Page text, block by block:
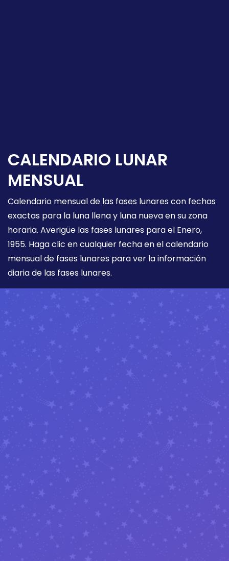
CALENDARIO LUNAR
MENSUAL
Calendario mensual de las fases lunares con fechas
exactas para la luna llena y luna nueva en su zona
horaria. Averigüe las fases lunares para el Enero,
1955. Haga clic en cualquier fecha en el calendario
mensual de fases lunares para ver la información
diaria de las fases lunares.